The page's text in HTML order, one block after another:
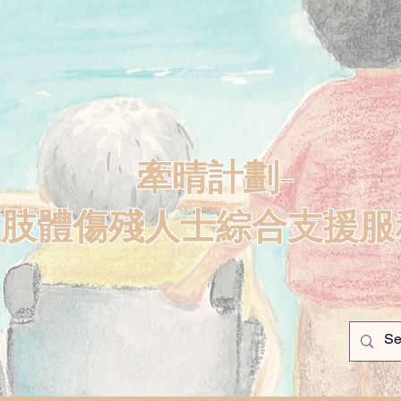
牽晴計劃-
體傷殘人士綜合支援